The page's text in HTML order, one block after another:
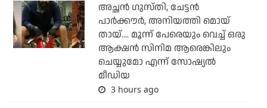
അച്ഛന്‍ ഗുസ്തി, ചേട്ടന്‍
പാര്‍ക്കൗര്‍, അനിയത്തി മൊയ്
തായ്.... മൂന്ന് പേരെയും വെച്ച് ഒരു
ആക്ഷന്‍ സിനിമ ആരെങ്കിലും
ചെയ്യുമോ എന്ന് സോഷ്യല്‍
മീഡിയ
3 hours ago